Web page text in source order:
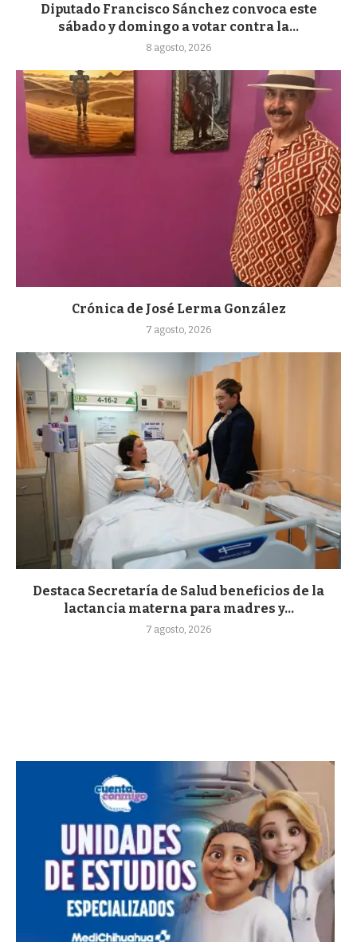
Diputado Francisco Sánchez convoca este
sábado y domingo a votar contra la...
8 agosto, 2026
Crónica de José Lerma González
7 agosto, 2026
Destaca Secretaría de Salud beneficios de la
lactancia materna para madres y...
7 agosto, 2026